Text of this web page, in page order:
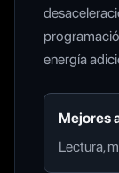
energía
Mejores
Lectura,